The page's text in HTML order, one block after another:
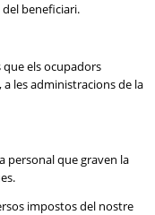
beneficiari.
els ocupadors
a les administracions de la
personal que graven la
impostos del nostre